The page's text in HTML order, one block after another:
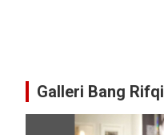
Galleri Bang Rifqi